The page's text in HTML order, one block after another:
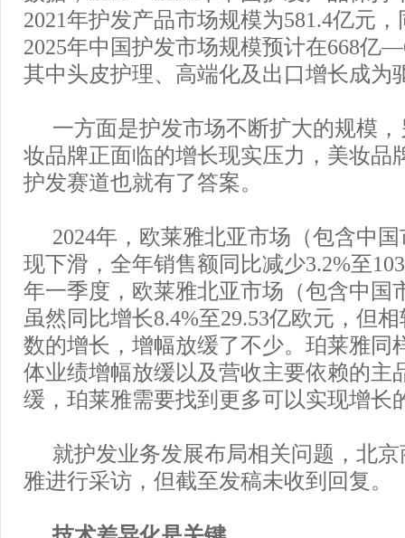
2021年护发产品市场规模为581.4亿元
2025年中国护发市场规模预计在668亿
其中头皮护理、高端化及出口增长成为
一方面是护发市场不断扩大的规模
妆品牌正面临的增长现实压力，美妆品
护发赛道也就有了答案。
2024年，欧莱雅北亚市场（包含中
现下滑，全年销售额同比减少3.2%至
年一季度，欧莱雅北亚市场（包含中国
虽然同比增长8.4%至29.53亿欧元，但
数的增长，增幅放缓了不少。珀莱雅同
体业绩增幅放缓以及营收主要依赖的主
缓，珀莱雅需要找到更多可以实现增长
就护发业务发展布局相关问题，北
雅进行采访，但截至发稿未收到回复。